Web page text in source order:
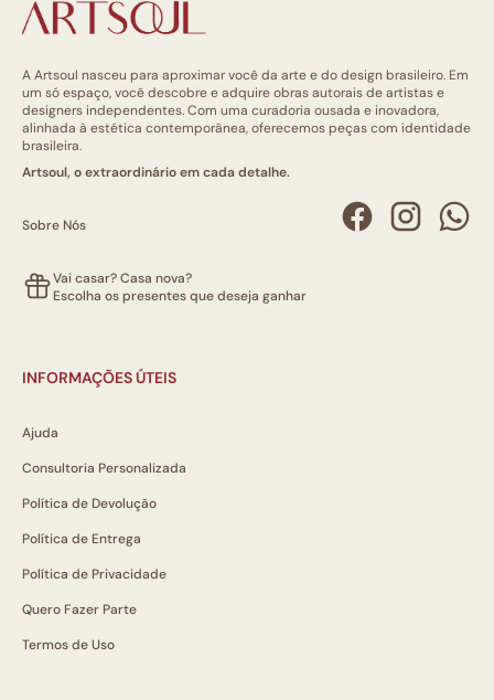
A Artsoul nasceu para aproximar você da arte e do design brasileiro. Em
um só espaço, você descobre e adquire obras autorais de artistas e
designers independentes. Com uma curadoria ousada e inovadora,
alinhada à estética contemporânea, oferecemos peças com identidade
brasileira.
Artsoul, o extraordinário em cada detalhe.
Sobre Nós
Vai casar? Casa nova?
Escolha os presentes que deseja ganhar
INFORMAÇÕES ÚTEIS
Ajuda
Consultoria Personalizada
Política de Devolução
Política de Entrega
Política de Privacidade
Quero Fazer Parte
Termos de Uso